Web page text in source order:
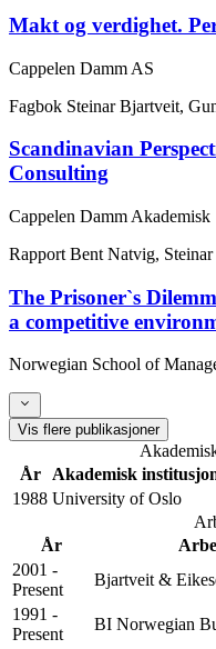
Makt og verdighet.
Cappelen Damm AS
Fagbok Steinar Bjartveit,
Scandinavian
Consulting
Cappelen Damm Akademisk
Rapport Bent Natvig,
The Prisoner`s
a competitive
Norwegian School of
Vis flere publikasjoner
År
Akademisk
1988 University of Oslo
År
2001 -
Present
Bjartveit &
1991 -
Present
BI Norwegian